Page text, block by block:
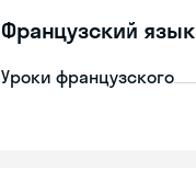
Французский язык
Уроки французского